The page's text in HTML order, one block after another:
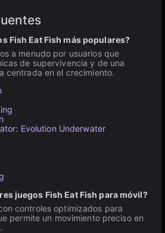
Fish Eat Fish más populares?
a menudo por usuarios que
de supervivencia y de una
centrada en el crecimiento.
Evolution Underwater
juegos Fish Eat Fish para móvil?
controles optimizados para
permite un movimiento preciso en